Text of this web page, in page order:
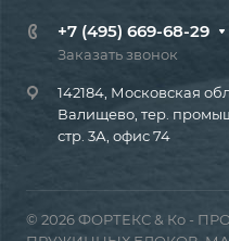
+7 (495) 669-68-29
Заказать звонок
142184, Московская
Валищево, тер.
стр. 3А, офис 74
© 2026 ФОРТЕКС & Ко -